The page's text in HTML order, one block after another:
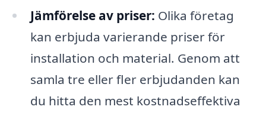
Jämförelse av priser: Olika företag
kan erbjuda varierande priser för
installation och material. Genom att
samla tre eller fler erbjudanden kan
du hitta den mest kostnadseffektiva